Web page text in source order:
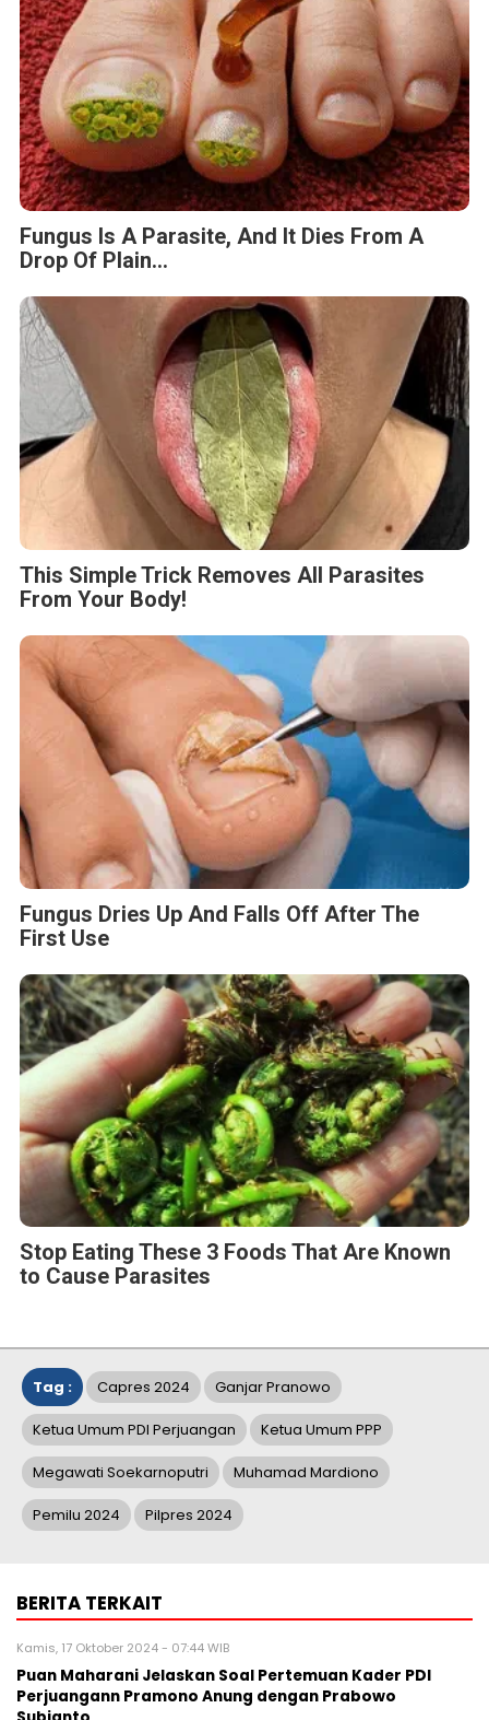
Fungus Is A Parasite, And It Dies From A
Drop Of Plain...
This Simple Trick Removes All Parasites
From Your Body!
Fungus Dries Up And Falls Off After The
First Use
Stop Eating These 3 Foods That Are Known
to Cause Parasites
Tag : Capres 2024 Ganjar Pranowo
Ketua Umum PDI Perjuangan Ketua Umum PPP
Megawati Soekarnoputri Muhamad Mardiono
Pemilu 2024 Pilpres 2024
BERITA TERKAIT
Kamis, 17 Oktober 2024 - 07:44 WIB
Puan Maharani Jelaskan Soal Pertemuan Kader PDI
Perjuangann Pramono Anung dengan Prabowo